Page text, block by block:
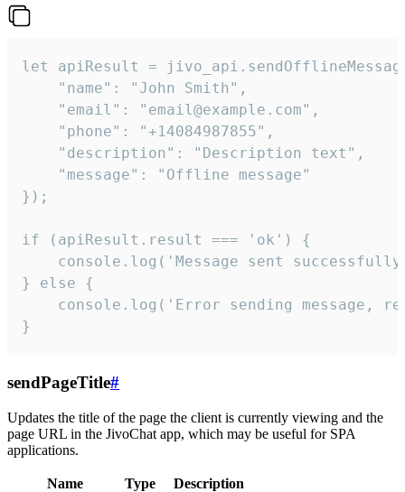
let apiResult =
    "name": "John Smith",
    "email": "email@example.com",
    "phone": "+14084987855",
    "description": "Description text",
    "message": "Offline message"
});
if (apiResult.result === 'ok') {
console.log('Message sent
} else {
console.log('Error sending message,
}
sendPageTitle#
Updates the title of the page the client is currently viewing and the
page URL in the JivoChat app, which may be useful for SPA
applications.
Name Type
Description